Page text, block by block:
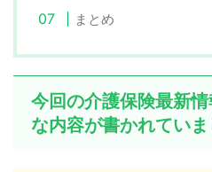
まとめ
今回の介護保険最新
な内容が書かれていま